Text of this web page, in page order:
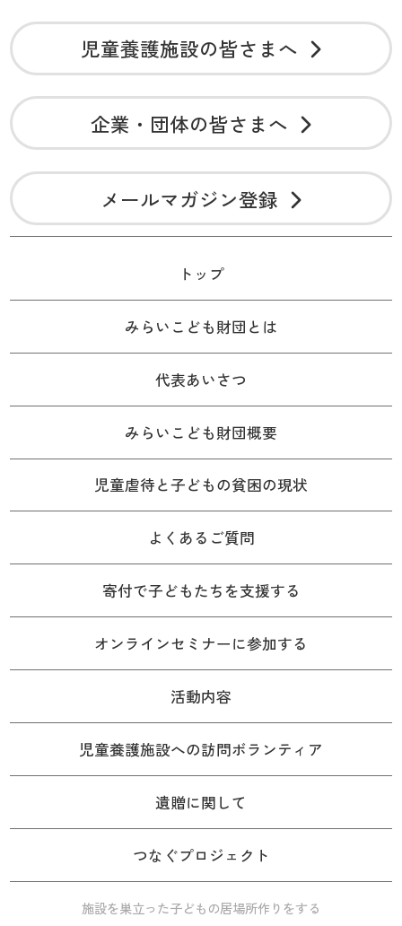
児童養護施設の皆さまへ
企業・団体の皆さまへ
メールマガジン登録
トップ
みらいこども財団とは
代表あいさつ
みらいこども財団概要
児童虐待と子どもの貧困の現状
よくあるご質問
寄付で子どもたちを支援する
オンラインセミナーに参加する
活動内容
児童養護施設への訪問ボランティア
遺贈に関して
つなぐプロジェクト
施設を巣立った子どもの居場所作りをする